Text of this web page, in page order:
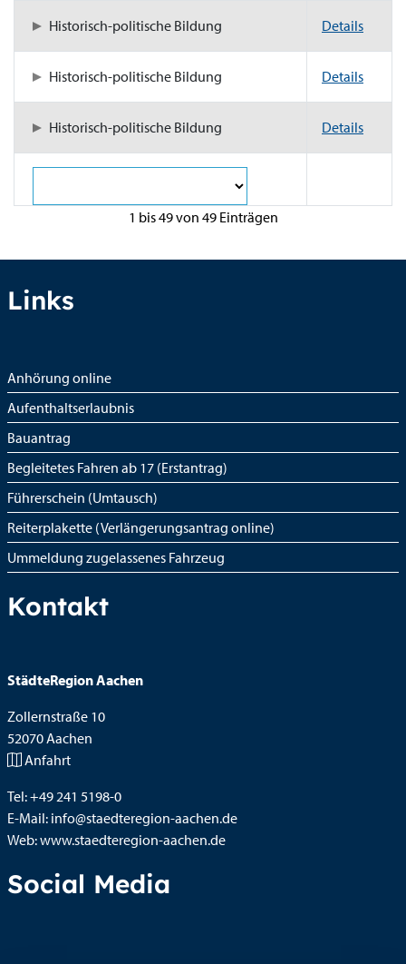
Historisch-politische Bildung Details
Historisch-politische Bildung Details
Historisch-politische Bildung Details
1 bis 49 von 49 Einträgen
Links
Anhörung online
Aufenthaltserlaubnis
Bauantrag
Begleitetes Fahren ab 17 (Erstantrag)
Führerschein (Umtausch)
Reiterplakette (Verlängerungsantrag online)
Ummeldung zugelassenes Fahrzeug
Kontakt
StädteRegion Aachen
Zollernstraße 10
52070Aachen
Anfahrt
Tel:+49 241 5198-0
E-Mail: info@staedteregion-aachen.de
Web:www.staedteregion-aachen.de
Social Media